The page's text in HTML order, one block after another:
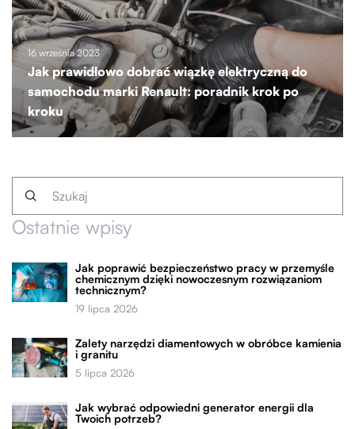
16 września 2023
Jak prawidłowo dobrać wiązkę elektryczną do
samochodu marki Renault: poradnik krok po
kroku
Ostatnie wpisy
Jak poprawić bezpieczeństwo pracy w przemyśle
chemicznym dzięki nowoczesnym rozwiązaniom
technicznym?
19 lipca 2026
Zalety narzędzi diamentowych w obróbce kamienia
i granitu
5 lipca 2026
Jak wybrać odpowiedni generator energii dla
Twoich potrzeb?